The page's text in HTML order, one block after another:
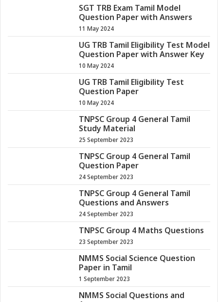
SGT TRB Exam Tamil Model
Question Paper with Answers
11 May 2024
UG TRB Tamil Eligibility Test Model
Question Paper with Answer Key
10 May 2024
UG TRB Tamil Eligibility Test
Question Paper
10 May 2024
TNPSC Group 4 General Tamil
Study Material
25 September 2023
TNPSC Group 4 General Tamil
Question Paper
24 September 2023
TNPSC Group 4 General Tamil
Questions and Answers
24 September 2023
TNPSC Group 4 Maths Questions
23 September 2023
NMMS Social Science Question
Paper in Tamil
1 September 2023
NMMS Social Questions and